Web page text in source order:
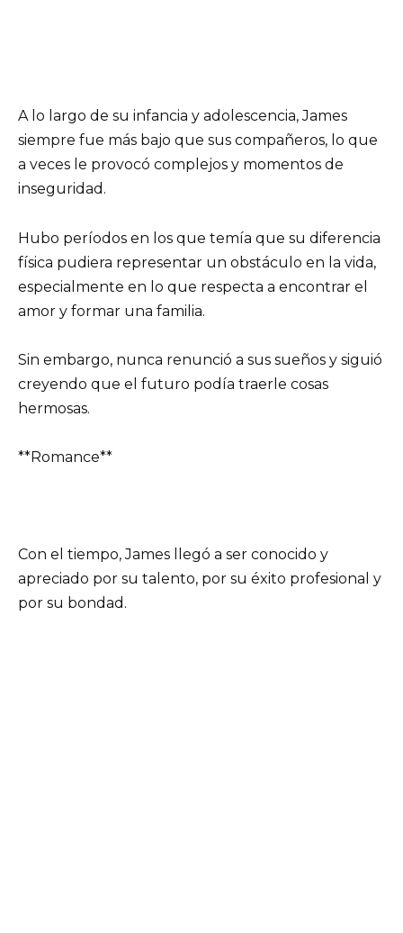
A lo largo de su infancia y adolescencia, James
siempre fue más bajo que sus compañeros, lo que
a veces le provocó complejos y momentos de
inseguridad.
Hubo períodos en los que temía que su diferencia
física pudiera representar un obstáculo en la vida,
especialmente en lo que respecta a encontrar el
amor y formar una familia.
Sin embargo, nunca renunció a sus sueños y siguió
creyendo que el futuro podía traerle cosas
hermosas.
**Romance**
Con el tiempo, James llegó a ser conocido y
apreciado por su talento, por su éxito profesional y
por su bondad.